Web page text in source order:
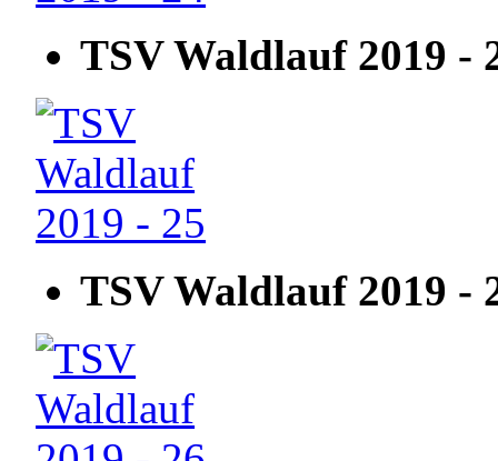
TSV Waldlauf 2019 -
TSV Waldlauf 2019 -